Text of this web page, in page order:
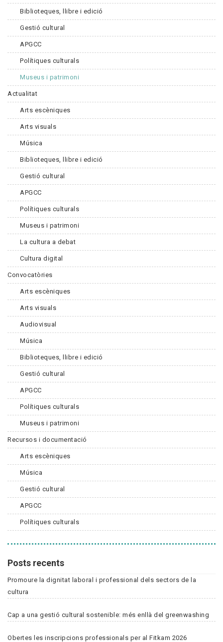
Biblioteques, llibre i edició
Gestió cultural
APGCC
Polítiques culturals
Museus i patrimoni
Actualitat
Arts escèniques
Arts visuals
Música
Biblioteques, llibre i edició
Gestió cultural
APGCC
Polítiques culturals
Museus i patrimoni
La cultura a debat
Cultura digital
Convocatòries
Arts escèniques
Arts visuals
Audiovisual
Música
Biblioteques, llibre i edició
Gestió cultural
APGCC
Polítiques culturals
Museus i patrimoni
Recursos i documentació
Arts escèniques
Música
Gestió cultural
APGCC
Polítiques culturals
Posts recents
Promoure la dignitat laboral i professional dels sectors de la
cultura
Cap a una gestió cultural sostenible: més enllà del greenwashing
Obertes les inscripcions professionals per al Fitkam 2026